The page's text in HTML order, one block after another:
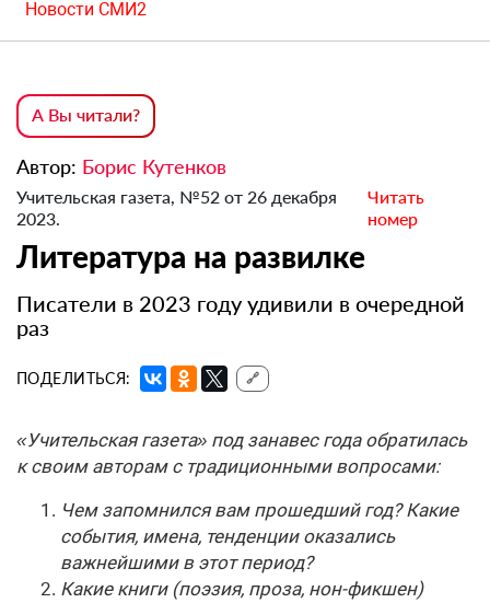
Новости СМИ2
А Вы читали?
Автор: Борис Кутенков
Учительская газета, №52 от 26 декабря
2023.
Читать
номер
Литература на развилке
Писатели в 2023 году удивили в очередной
раз
ПОДЕЛИТЬСЯ: 🔗
«Учительская газета» под занавес года обратилась
к своим авторам с традиционными вопросами:
Чем запомнился вам прошедший год? Какие
события, имена, тенденции оказались
важнейшими в этот период?
Какие книги (поэзия, проза, нон-фикшен)